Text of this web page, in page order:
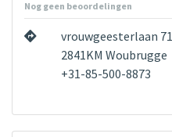
Nog geen beoordelingen
vrouwgeesterlaan 71
2841KM Woubrugge
+31-85-500-8873